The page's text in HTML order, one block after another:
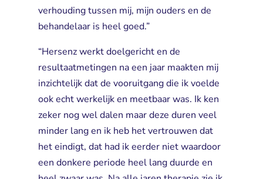
verhouding tussen mij, mijn ouders en de
behandelaar is heel goed.”
“Hersenz werkt doelgericht en de
resultaatmetingen na een jaar maakten mij
inzichtelijk dat de vooruitgang die ik voelde
ook echt werkelijk en meetbaar was. Ik ken
zeker nog wel dalen maar deze duren veel
minder lang en ik heb het vertrouwen dat
het eindigt, dat had ik eerder niet waardoor
een donkere periode heel lang duurde en